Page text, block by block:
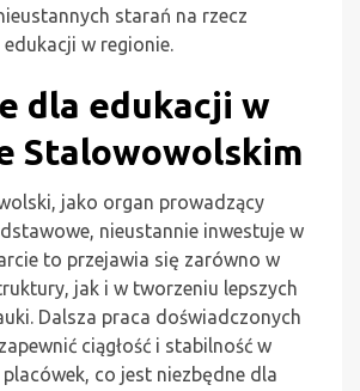
starań na rzecz
w regionie.
dla edukacji w
Stalowowolskim
jako organ prowadzący
nieustannie inwestuje w
to przejawia się zarówno w
jak i w tworzeniu lepszych
Dalsza praca doświadczonych
ciągłość i stabilność w
co jest niezbędne dla